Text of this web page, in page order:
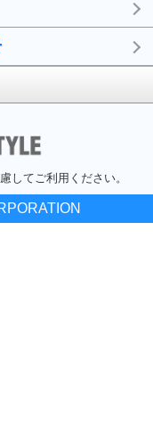
してご利用ください。